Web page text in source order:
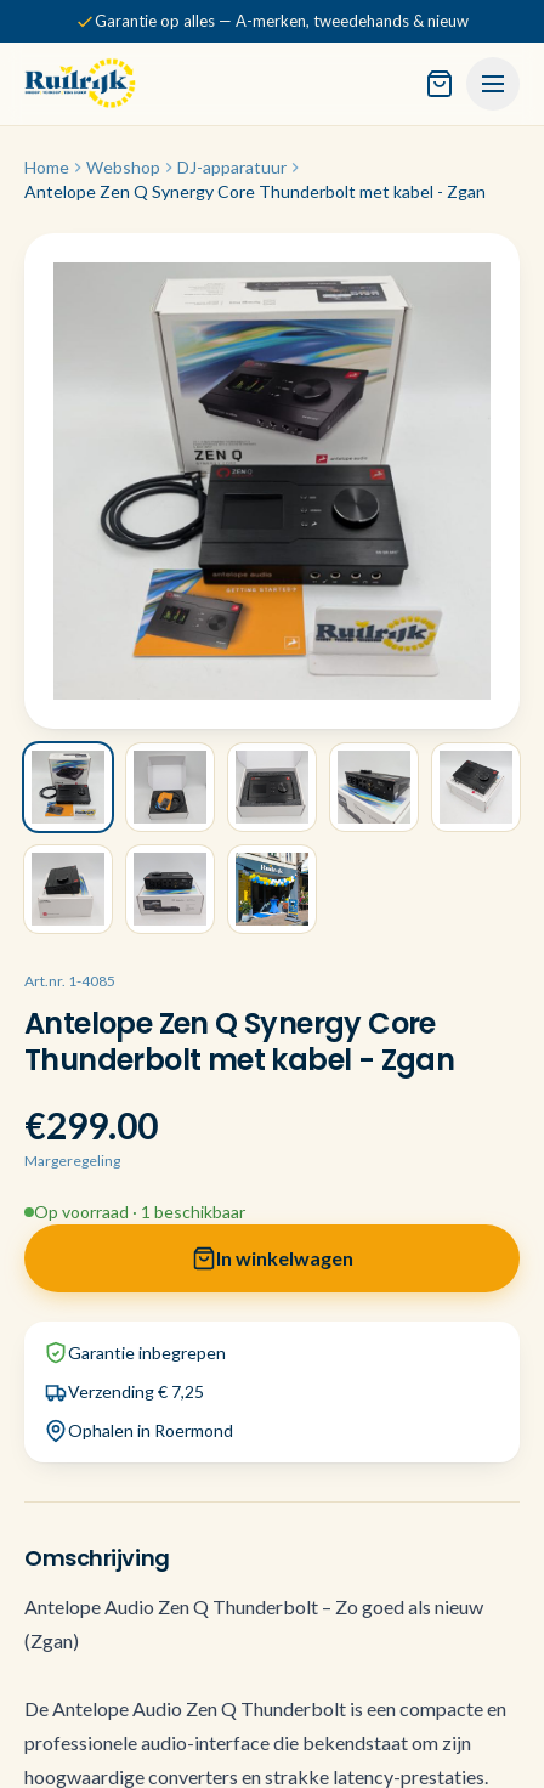
Garantie op alles — A-merken, tweedehands & nieuw
Home Webshop
DJ-apparatuur
Antelope Zen Q Synergy Core Thunderbolt met kabel - Zgan
Art.nr. 1-4085
Antelope Zen Q Synergy Core
Thunderbolt met kabel - Zgan
€299.00
Margeregeling
Op voorraad · 1 beschikbaar
In winkelwagen
Garantie inbegrepen
Verzending € 7,25
Ophalen in Roermond
Omschrijving
Antelope Audio Zen Q Thunderbolt – Zo goed als nieuw
(Zgan)
De Antelope Audio Zen Q Thunderbolt is een compacte en
professionele audio-interface die bekendstaat om zijn
hoogwaardige converters en strakke latency-prestaties.